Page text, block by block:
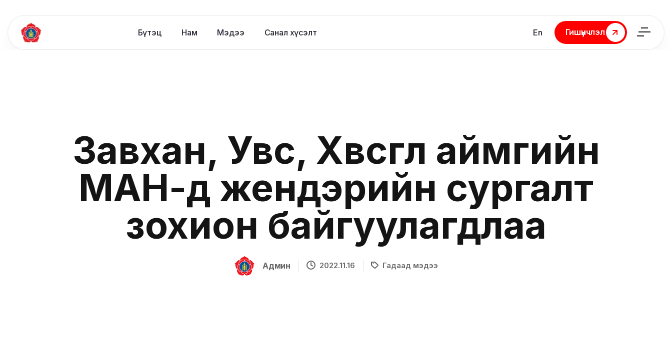
Бүтэц Нам Мэдээ Санал хүсэлт En
Гишүүнчлэл
Гишүүнчлэл
Завхан, Увс, Хөвсгөл аймгийн
МАН-д жендэрийн сургалт
зохион байгуулагдлаа
Админ 2022.11.16 Гадаад мэдээ